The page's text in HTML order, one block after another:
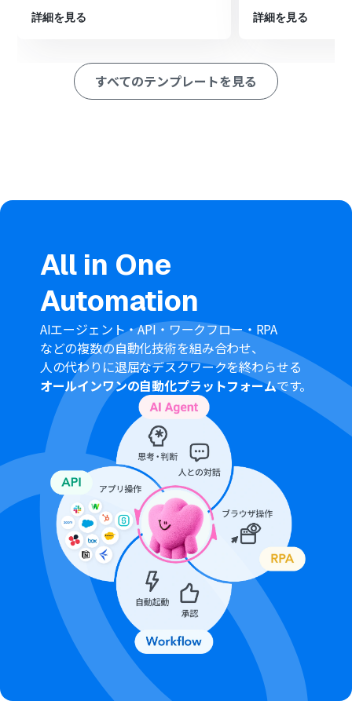
「レコードを追加する」アクションを設定し、取得したメ
ッセージ内容やユーザー情報などを、指定したGoogle ス
※「トリガー」：フロー起動のきっかけとなるアクション、「オ
ペレーション」：トリガー起動後、フロー内で処理を行うアク
定のテキスト情報を入力したり、LINE WORKSのトリガー
の動的な値を変数として設定することが可能です。これに
より、記録したい情報を柔軟にカスタマイズできます。
注意事項
LINE WORKS、Google スプレッドシートのそれぞれと
Yoomを連携してください。
LINE WORKS(API2.0)のCallback設定方法は「LINE
WORKS(API2.0)のCallback設定方法について
」をご参照
ください。
詳細を見る 詳細を見る
すべてのテンプレートを見る
All in One
Automation
AIエージェント・API・ワークフロー・RPA
などの複数の自動化技術を組み合わせ、
人の代わりに退屈なデスクワークを終わらせる
オールインワンの自動化プラットフォームです。